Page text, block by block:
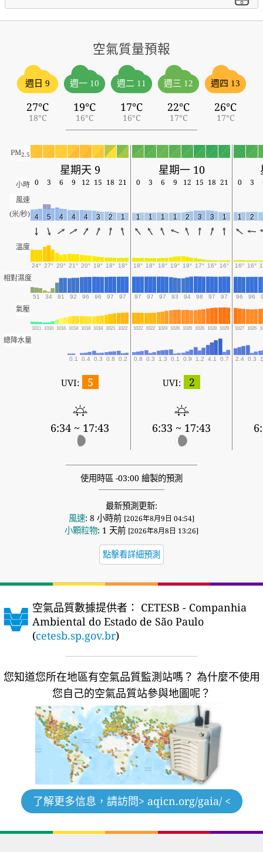
空氣質量預報
週日 9
27°C
18°C
週一 10
19°C
16°C
週二 11
17°C
16°C
週三 12
22°C
17°C
週四 13
26°C
17°C
PM2.5
星期天 9 星期一 10
小時 0 3 6 9 12 15 18 21 0 3 6 9 12 15 18 21 0 3
風速
(米/秒) 4 5 4 4 4 3 2 1 1 1 1 1 2 3 3 1 1 2
溫度
24° 27° 20° 21° 20° 19° 18° 18° 18° 18° 18° 19° 19° 17° 16° 16° 16° 16°
相對濕度
51 34 91 92 96 96 97 97 97 97 97 93 94 98 97 97 96 96
氣壓
1011 1010 1016 1018 1018 1018 1021 1022 1022 1022 1024 1026 1026 1026 1028 1029 1027 1026
總降水量
0.1 0.4 0.3 0.8 0.2 0.8 0.3 1.3 0.1 0.9 1.2 4.1 0.7 2.4 0.3
UVI: 5
6:34 ~ 17:43
UVI: 2
6:33 ~ 17:43
使用時區 -03:00 繪製的預測
最新預測更新:
風速: 8 小時前 [2026年8月9日 04:54]
小顆粒物: 1 天前 [2026年8月8日 13:26]
點擊看詳細預測
空氣品質數據提供者： CETESB - Companhia
Ambiental do Estado de São Paulo
(cetesb.sp.gov.br)
您知道您所在地區有空氣品質監測站嗎？ 為什麼不使用
您自己的空氣品質站參與地圖呢？
了解更多信息，請訪問> aqicn.org/gaia/ <